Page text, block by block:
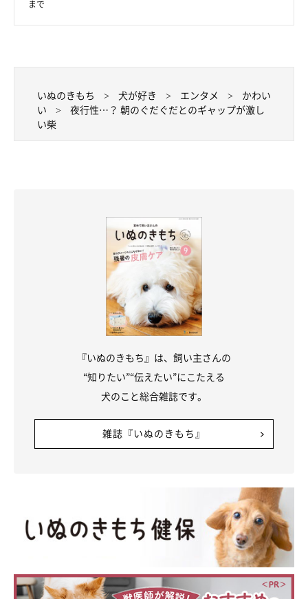
まで
いぬのきもち 犬が好き エンタメ
かわい
い
夜行性…？ 朝のぐだぐだとのギャップが激し
い柴
『いぬのきもち』は、飼い主さんの
“知りたい”“伝えたい”にこたえる
犬のこと総合雑誌です。
雑誌『いぬのきもち』